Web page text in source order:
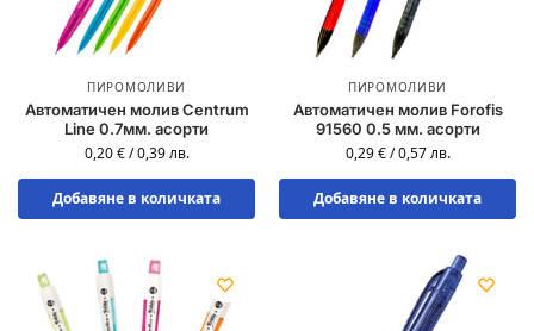
ПИРОМОЛИВИ
Автоматичен молив Centrum
Line 0.7мм. aсорти
0,20€ /0,39лв.
Добавяне в количката
ПИРОМОЛИВИ
Автоматичен молив Forofis
91560 0.5 мм. асорти
0,29€ /0,57лв.
Добавяне в количката